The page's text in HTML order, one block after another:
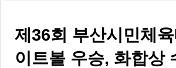
제36회 부산시민체육
이트볼 우승, 화합상